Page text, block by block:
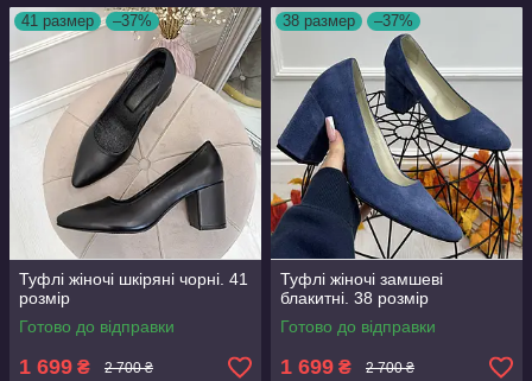
41 размер –37%
Туфлі жіночі шкіряні чорні. 41
розмір
Готово до відправки
1 699 ₴ 2 700 ₴
38 размер –37%
Туфлі жіночі замшеві
блакитні. 38 розмір
Готово до відправки
1 699 ₴ 2 700 ₴